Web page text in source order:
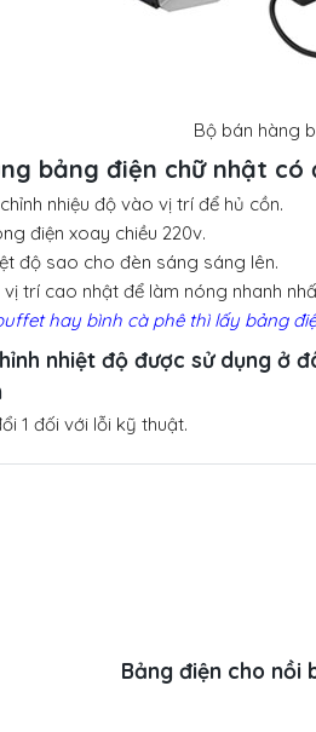
Bộ bán hàng
bảng điện chữ nhật có
nhiệu độ vào vị trí để hủ cồn.
điện xoay chiều 220v.
độ sao cho đèn sáng sáng lên.
vị trí cao nhật để làm nóng nhanh
hay bình cà phê thì lấy bảng
nhiệt độ được sử dụng ở
1 đối với lỗi kỹ thuật.
Bảng điện cho nồi